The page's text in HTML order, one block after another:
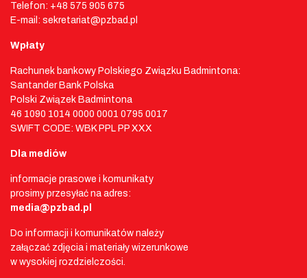
Telefon: +48 575 905 675
E-mail: sekretariat@pzbad.pl
Wpłaty
Rachunek bankowy Polskiego Związku Badmintona:
Santander Bank Polska
Polski Związek Badmintona
46 1090 1014 0000 0001 0795 0017
SWIFT CODE: WBK PPL PP XXX
Dla mediów
informacje prasowe i komunikaty
prosimy przesyłać na adres:
media@pzbad.pl
Do informacji i komunikatów należy
załączać zdjęcia i materiały wizerunkowe
w wysokiej rozdzielczości.